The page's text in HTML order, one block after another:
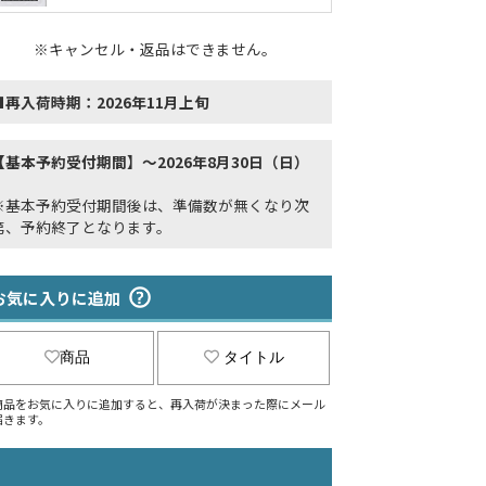
※キャンセル・返品はできません。
入荷時期：2026年11月上旬
基本予約受付期間】～2026年8月30日（日）
本予約受付期間後は、準備数が無くなり次
、予約終了となります。
気に入りに追加
商品 タイトル
をお気に入りに追加すると、再入荷が決まった際にメール
ます。